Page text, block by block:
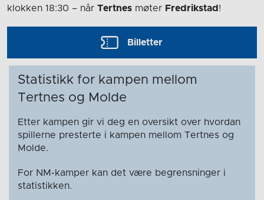
klokken 18:30 – når Tertnes møter Fredrikstad !
Billetter
Statistikk for kampen mellom
Tertnes og Molde
Etter kampen gir vi deg en oversikt over hvordan
spillerne presterte i kampen mellom Tertnes og
Molde.
For NM-kamper kan det være begrensninger i
statistikken.